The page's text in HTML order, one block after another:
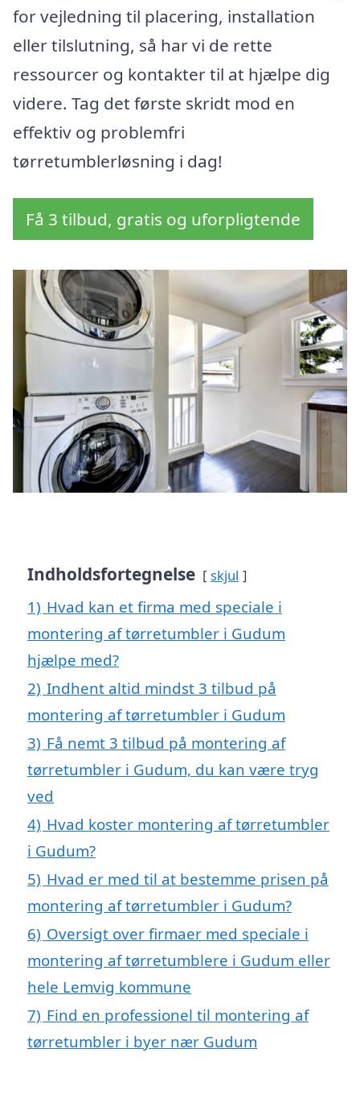
for vejledning til placering, installation
eller tilslutning, så har vi de rette
ressourcer og kontakter til at hjælpe dig
videre. Tag det første skridt mod en
effektiv og problemfri
tørretumblerløsning i dag!
Få 3 tilbud, gratis og uforpligtende
Indholdsfortegnelse skjul
1) Hvad kan et firma med speciale i
montering af tørretumbler i Gudum
hjælpe med?
2) Indhent altid mindst 3 tilbud på
montering af tørretumbler i Gudum
3) Få nemt 3 tilbud på montering af
tørretumbler i Gudum, du kan være tryg
ved
4) Hvad koster montering af tørretumbler
i Gudum?
5) Hvad er med til at bestemme prisen på
montering af tørretumbler i Gudum?
6) Oversigt over firmaer med speciale i
montering af tørretumblere i Gudum eller
hele Lemvig kommune
7) Find en professionel til montering af
tørretumbler i byer nær Gudum